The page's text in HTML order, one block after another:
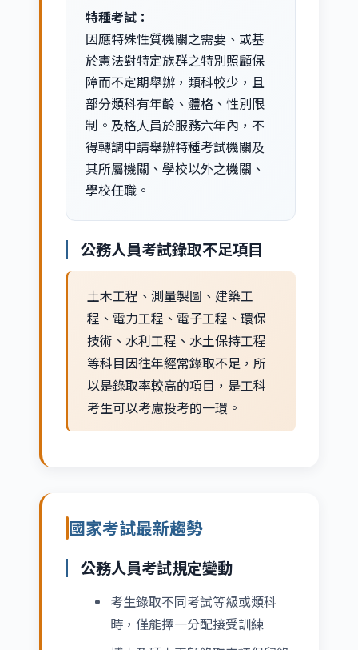
特種考試：
因應特殊性質機關之需要、或基
於憲法對特定族群之特別照顧保
障而不定期舉辦，類科較少，且
部分類科有年齡、體格、性別限
制。及格人員於服務六年內，不
得轉調申請舉辦特種考試機關及
其所屬機關、學校以外之機關、
學校任職。
公務人員考試錄取不足項目
土木工程、測量製圖、建築工
程、電力工程、電子工程、環保
技術、水利工程、水土保持工程
等科目因往年經常錄取不足，所
以是錄取率較高的項目，是工科
考生可以考慮投考的一環。
國家考試最新趨勢
公務人員考試規定變動
考生錄取不同考試等級或類科
時，僅能擇一分配接受訓練